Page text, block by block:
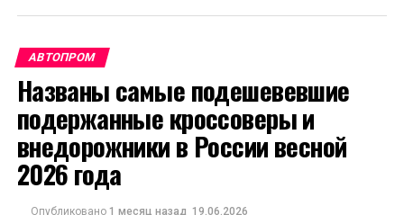
АВТОПРОМ
Названы самые подешевевшие
подержанные кроссоверы и
внедорожники в России весной
2026 года
Опубликовано 1 месяц назад 19.06.2026